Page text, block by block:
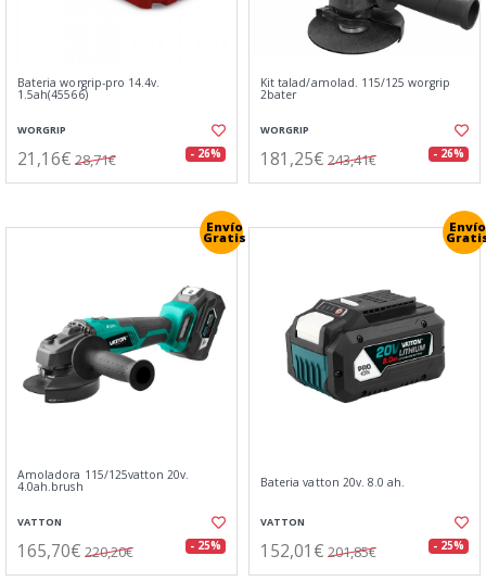
Bateria worgrip-pro 14.4v.
1.5ah(45566)
WORGRIP
21,16€ 28,71€ - 26%
Kit talad/amolad. 115/125 worgrip
2bater
WORGRIP
181,25€ 243,41€ - 26%
Envío
Gratis
Amoladora 115/125vatton 20v.
4.0ah.brush
VATTON
165,70€ 220,20€ - 25%
Envío
Bateria vatton 20v. 8.0 ah.
VATTON
152,01€ 201,85€ - 25%